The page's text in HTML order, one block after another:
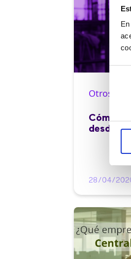
Otros |
Cómo
desde el
28/04/